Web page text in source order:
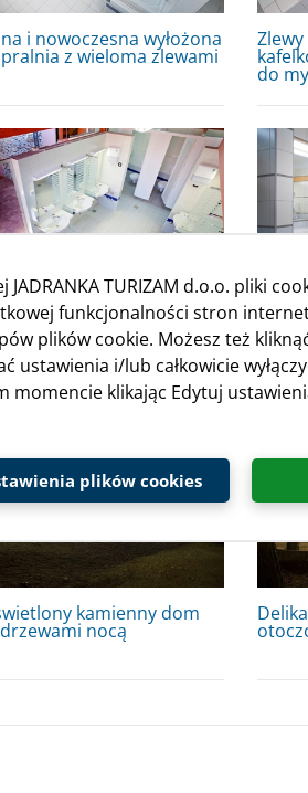
i nowoczesna wyłożona
z wieloma zlewami
do
zaplecze sanitarne na
umywalkami i lustrami
kamienny dom
nocą
TURIZAM d.o.o. pliki
funkcjonalności stron
plików cookie. Możesz też
ustawienia i/lub całkowicie
momencie klikając Edytuj
plików cookies